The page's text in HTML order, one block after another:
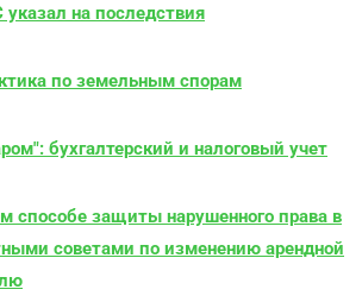
указал на последствия
по земельным спорам
бухгалтерский и налоговый учет
способе защиты нарушенного права в
советами по изменению арендной